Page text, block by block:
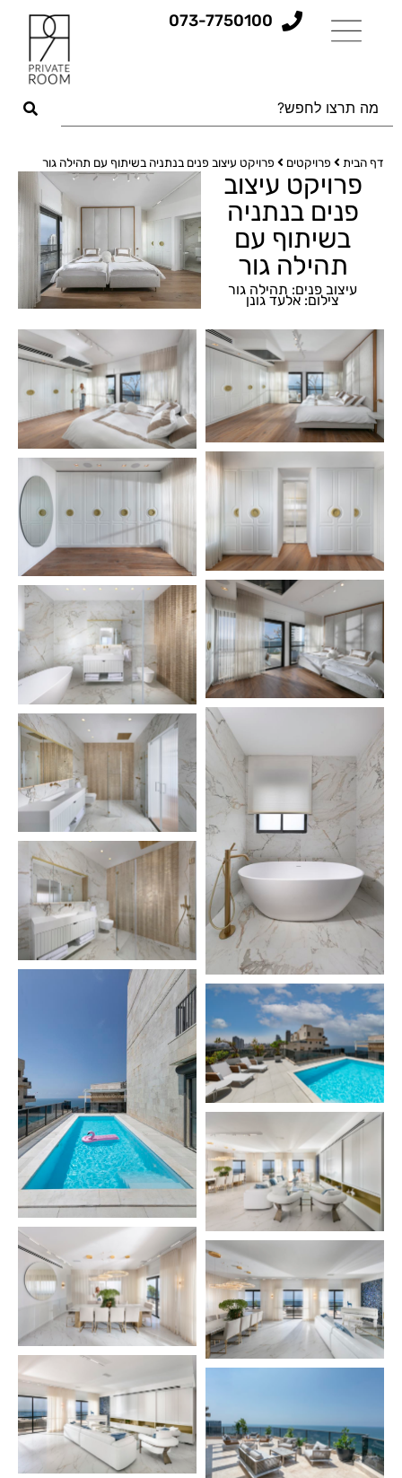
073-7750100
דף הבית פרויקטים פרויקט עיצוב פנים בנתניה בשיתוף עם תהילה גור
פרויקט עיצוב
פנים בנתניה
בשיתוף עם
תהילה גור
עיצוב פנים: תהילה גור
צילום: אלעד גונן